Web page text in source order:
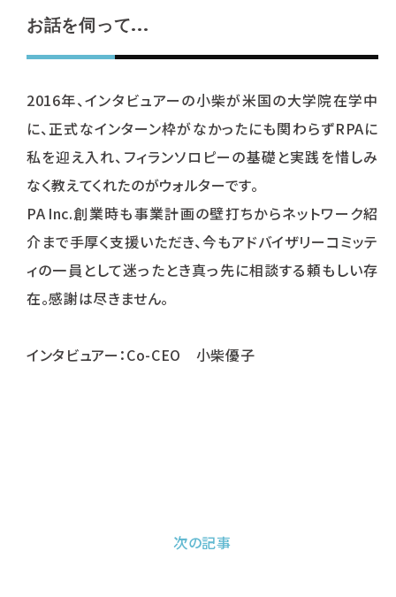
お話を伺って...
2016年、インタビュアーの小柴が米国の大学院在学中
に、正式なインターン枠がなかったにも関わらずRPAに
私を迎え入れ、フィランソロピーの基礎と実践を惜しみ
なく教えてくれたのがウォルターです。
PA Inc.創業時も事業計画の壁打ちからネットワーク紹
介まで手厚く支援いただき、今もアドバイザリーコミッテ
ィの一員として迷ったとき真っ先に相談する頼もしい存
在。感謝は尽きません。
インタビュアー：Co-CEO 小柴優子
次の記事